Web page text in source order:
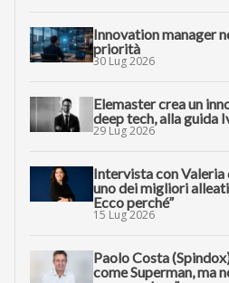
Innovation manager
priorità
30 Lug 2026
Elemaster crea un
deep tech, alla guida
29 Lug 2026
Intervista con Valeria
uno dei migliori
Ecco perché”
15 Lug 2026
Paolo Costa
come Superman, ma